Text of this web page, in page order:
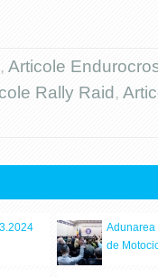
, Articole
Rally Raid ,
Adunarea
de